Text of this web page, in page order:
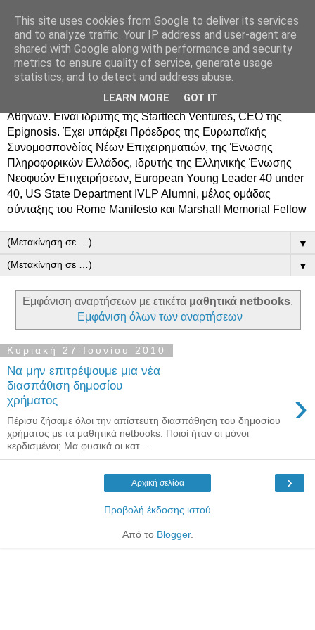
Δημήτρης Τσίγκος
Ο Δημήτρης Τσίγκος γεννήθηκε στον Ασπρόπυργο.
Σπούδασε Επιστήμη Υπολογιστών στο Πανεπιστήμιο
Κρήτης, πήρε MBA από το Οικονομικό Πανεπιστήμιο
Αθηνών. Είναι ιδρυτής της Starttech Ventures, CEO της
Epignosis. Έχει υπάρξει Πρόεδρος της Ευρωπαϊκής
Συνομοσπονδίας Νέων Επιχειρηματιών, της Ένωσης
Πληροφορικών Ελλάδος, ιδρυτής της Ελληνικής Ένωσης
Νεοφυών Επιχειρήσεων, European Young Leader 40 under
40, US State Department IVLP Alumni, μέλος ομάδας
σύνταξης του Rome Manifesto και Marshall Memorial Fellow
▼
▼
Εμφάνιση αναρτήσεων με ετικέτα μαθητικά netbooks.
Εμφάνιση όλων των αναρτήσεων
Κυριακή 27 Ιουνίου 2010
Να μην επιτρέψουμε μια νέα
διασπάθιση δημοσίου
χρήματος
›
Πέρισυ ζήσαμε όλοι την απίστευτη διασπάθηση του δημοσίου
χρήματος με τα μαθητικά netbooks. Ποιοί ήταν οι μόνοι
κερδισμένοι; Μα φυσικά οι κατ...
›
Αρχική σελίδα
Προβολή έκδοσης ιστού
Από το Blogger.
This site uses cookies from Google to deliver its services
and to analyze traffic. Your IP address and user-agent are
shared with Google along with performance and security
metrics to ensure quality of service, generate usage
statistics, and to detect and address abuse.
LEARN MORE GOT IT